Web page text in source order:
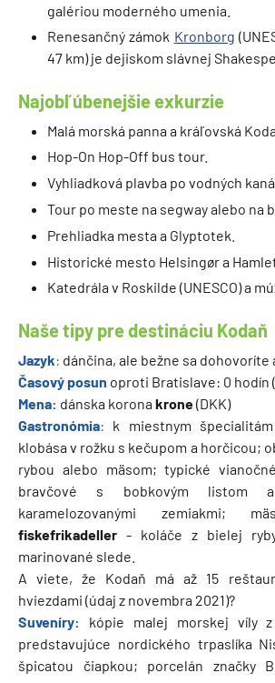
galériou moderného umenia.
Renesančný zámok Kronborg
47 km) je dejiskom slávnej
Najobľúbenejšie exkurzie
Malá morská panna a kráľovská
Hop-On Hop-Off bus tour.
Vyhliadková plavba po vodných
Tour po meste na segway alebo na
Prehliadka mesta a Glyptotek.
Historické mesto Helsingør a
Katedrála v Roskilde (UNESCO) a
Naše tipy pre destináciu Kodaň
Jazyk: dánčina, ale bežne sa dohovoríte
Časový posun oproti Bratislave: 0 hodín
Mena: dánska korona krone(DKK)
Gastronómia: k miestnym
klobása v rožku s kečupom a horčicou;
rybou alebo mäsom; typické
bravčové s bobkovým listom
karamelozovanými zemiakmi;
fiskefrikadeller - koláče z bielej
marinované slede.
A viete, že Kodaň má až 15
hviezdami (údaj z novembra 2021)?
Suveníry:
kópie malej morskej víly
predstavujúce nordického trpaslíka
špicatou čiapkou; porcelán značky